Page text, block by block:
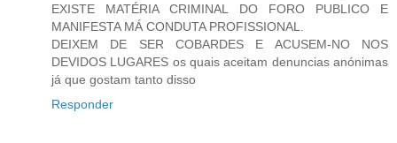
EXISTE MATÉRIA CRIMINAL DO FORO PUBLICO E
MANIFESTA MÁ CONDUTA PROFISSIONAL.
DEIXEM DE SER COBARDES E ACUSEM-NO NOS
DEVIDOS LUGARES os quais aceitam denuncias anónimas
já que gostam tanto disso
Responder